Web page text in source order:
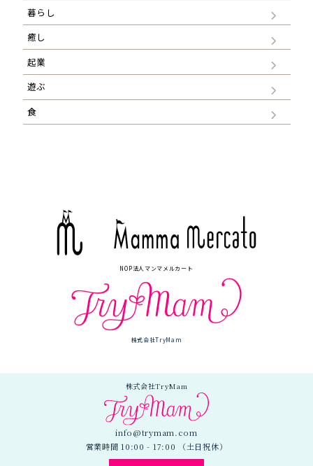
暮らし
癒し
起業
遊ぶ
食
NOP法人マンマメルカート
株式会社TryMam
株式会社TryMam
info@trymam.com
営業時間 10:00 - 17:00 （土日祝休）